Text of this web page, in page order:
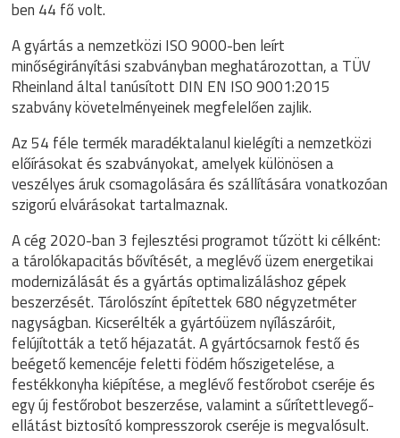
ben 44 fő volt.
A gyártás a nemzetközi ISO 9000-ben leírt
minőségirányítási szabványban meghatározottan, a TÜV
Rheinland által tanúsított DIN EN ISO 9001:2015
szabvány követelményeinek megfelelően zajlik.
Az 54 féle termék maradéktalanul kielégíti a nemzetközi
előírásokat és szabványokat, amelyek különösen a
veszélyes áruk csomagolására és szállítására vonatkozóan
szigorú elvárásokat tartalmaznak.
A cég 2020-ban 3 fejlesztési programot tűzött ki célként:
a tárolókapacitás bővítését, a meglévő üzem energetikai
modernizálását és a gyártás optimalizáláshoz gépek
beszerzését. Tárolószínt építettek 680 négyzetméter
nagyságban. Kicserélték a gyártóüzem nyílászáróit,
felújították a tető héjazatát. A gyártócsarnok festő és
beégető kemencéje feletti födém hőszigetelése, a
festékkonyha kiépítése, a meglévő festőrobot cseréje és
egy új festőrobot beszerzése, valamint a sűrítettlevegő-
ellátást biztosító kompresszorok cseréje is megvalósult.